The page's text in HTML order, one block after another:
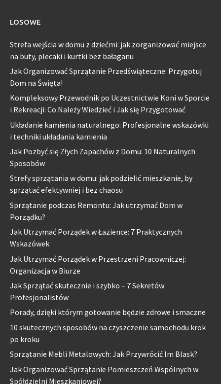
LOSOWE
Strefa wejścia w domu z dziećmi: jak zorganizować miejsce
na buty, plecaki i kurtki bez bałaganu
Jak Organizować Sprzątanie Przedświąteczne: Przygotuj
Dom na Święta!
Kompleksowy Przewodnik po Uczestnictwie Koni w Sporcie
i Rekreacji: Co Należy Wiedzieć i Jak się Przygotować
Układanie kamienia naturalnego: Profesjonalne wskazówki
i techniki układania kamienia
Jak Pozbyć się Złych Zapachów z Domu: 10 Naturalnych
Sposobów
Strefy sprzątania w domu: jak podzielić mieszkanie, by
sprzątać efektywniej i bez chaosu
Sprzątanie podczas Remontu: Jak utrzymać Dom w
Porządku?
Jak Utrzymać Porządek w Łazience: 7 Praktycznych
Wskazówek
Jak Utrzymać Porządek w Przestrzeni Pracowniczej:
Organizacja w Biurze
Jak Sprzątać skutecznie i szybko – 7 Sekretów
Profesjonalistów
Porady, dzięki którym gotowanie będzie zdrowe i smaczne
10 skutecznych sposobów na czyszczenie samochodu krok
po kroku
Sprzątanie Mebli Metalowych: Jak Przywrócić Im Blask?
Jak Organizować Sprzątanie Pomieszczeń Wspólnych w
Spółdzielni Mieszkaniowej?